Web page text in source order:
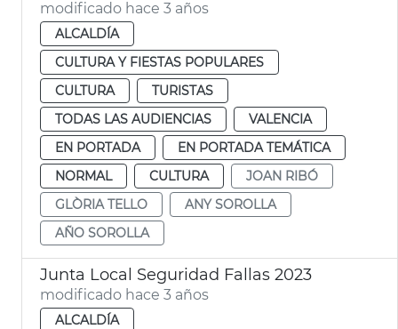
modificado hace 3 años
ALCALDÍA
CULTURA Y FIESTAS POPULARES
CULTURA
TURISTAS
TODAS LAS AUDIENCIAS
VALENCIA
EN PORTADA
EN PORTADA TEMÁTICA
NORMAL
CULTURA
JOAN RIBÓ
GLÒRIA TELLO
ANY SOROLLA
AÑO SOROLLA
Junta Local Seguridad Fallas 2023
modificado hace 3 años
ALCALDÍA